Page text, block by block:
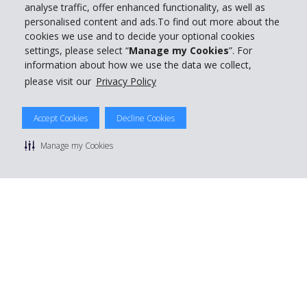
analyse traffic, offer enhanced functionality, as well as
personalised content and ads.To find out more about the
cookies we use and to decide your optional cookies
settings, please select “Manage my Cookies”. For
information about how we use the data we collect,
please visit our Privacy Policy
Accept Cookies Decline Cookies
Manage my Cookies